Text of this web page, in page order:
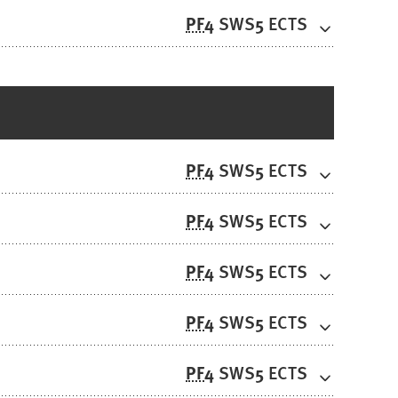
PF4 SWS5 ECTS
PF4 SWS5 ECTS
PF4 SWS5 ECTS
PF4 SWS5 ECTS
PF4 SWS5 ECTS
PF4 SWS5 ECTS